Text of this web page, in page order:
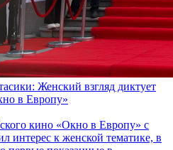
Женский взгляд диктует
в Европу»
кино «Окно в Европу» с
интерес к женской тематике, в